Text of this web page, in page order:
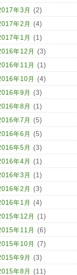
年3月 (2)
年2月 (4)
年1月 (1)
年12月 (3)
年11月 (1)
年10月 (4)
年9月 (3)
年8月 (1)
年7月 (5)
年6月 (5)
年5月 (3)
年4月 (1)
年3月 (1)
年2月 (3)
年1月 (4)
年12月 (1)
年11月 (6)
年10月 (7)
年9月 (3)
年8月 (11)